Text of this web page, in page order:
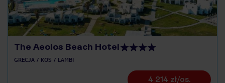
The Aeolos Beach Hotel
GRECJA KOS LAMBI
4 214 zł/os.